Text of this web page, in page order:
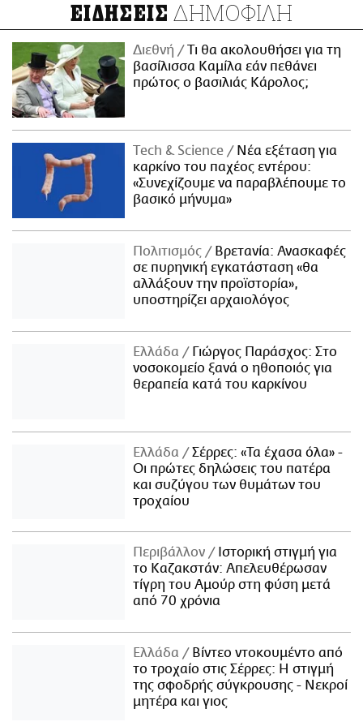
ΕΙΔΗΣΕΙΣ ΔΗΜΟΦΙΛΗ
Διεθνή
Τι θα ακολουθήσει για τη
βασίλισσα Καμίλα εάν πεθάνει
πρώτος ο βασιλιάς Κάρολος;
Τech & Science
Νέα εξέταση για
καρκίνο του παχέος εντέρου:
«Συνεχίζουμε να παραβλέπουμε το
βασικό μήνυμα»
Πολιτισμός
Βρετανία: Ανασκαφές
σε πυρηνική εγκατάσταση «θα
αλλάξουν την προϊστορία»,
υποστηρίζει αρχαιολόγος
Ελλάδα
Γιώργος Παράσχος: Στο
νοσοκομείο ξανά ο ηθοποιός για
θεραπεία κατά του καρκίνου
Ελλάδα
Σέρρες: «Τα έχασα όλα» -
Οι πρώτες δηλώσεις του πατέρα
και συζύγου των θυμάτων του
τροχαίου
Περιβάλλον
Ιστορική στιγμή για
το Καζακστάν: Απελευθέρωσαν
τίγρη του Αμούρ στη φύση μετά
από 70 χρόνια
Ελλάδα
Βίντεο ντοκουμέντο από
το τροχαίο στις Σέρρες: Η στιγμή
της σφοδρής σύγκρουσης - Νεκροί
μητέρα και γιος